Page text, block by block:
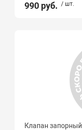
990 руб. / шт.
Клапан